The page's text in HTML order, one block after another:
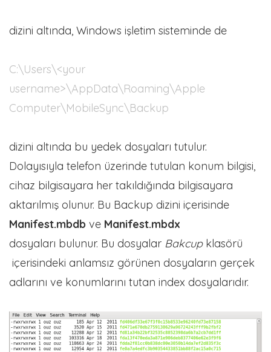
dizini altında, Windows işletim sisteminde de
C:\Users\<your
username>\AppData\Roaming\Apple
Computer\MobileSync\Backup
dizini altında bu yedek dosyaları tutulur.
Dolayısıyla telefon üzerinde tutulan konum bilgisi,
cihaz bilgisayara her takıldığında bilgisayara
aktarılmış olunur. Bu Backup dizini içerisinde
Manifest.mbdb ve Manifest.mbdx
dosyaları bulunur. Bu dosyalar Bakcupklasörü
içerisindeki anlamsız görünen dosyaların gerçek
adlarını ve konumlarını tutan index dosyalarıdır.